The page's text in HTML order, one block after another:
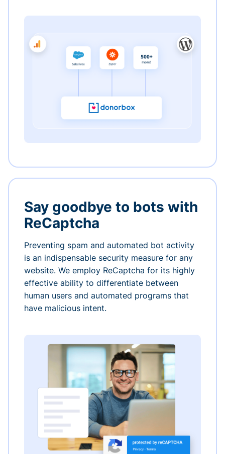
Say goodbye to bots with
ReCaptcha
Preventing spam and automated bot activity
is an indispensable security measure for any
website. We employ ReCaptcha for its highly
effective ability to differentiate between
human users and automated programs that
have malicious intent.